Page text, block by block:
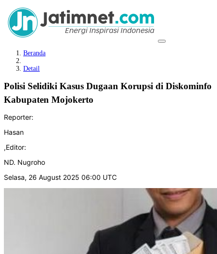
Beranda
Detail
Polisi Selidiki Kasus Dugaan Korupsi di Diskominfo
Kabupaten Mojokerto
Reporter:
Hasan
,Editor:
ND. Nugroho
Selasa, 26 August 2025 06:00 UTC